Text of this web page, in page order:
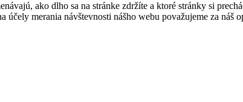
ako dlho sa na stránke zdržíte a ktoré stránky si
merania návštevnosti nášho webu považujeme za náš